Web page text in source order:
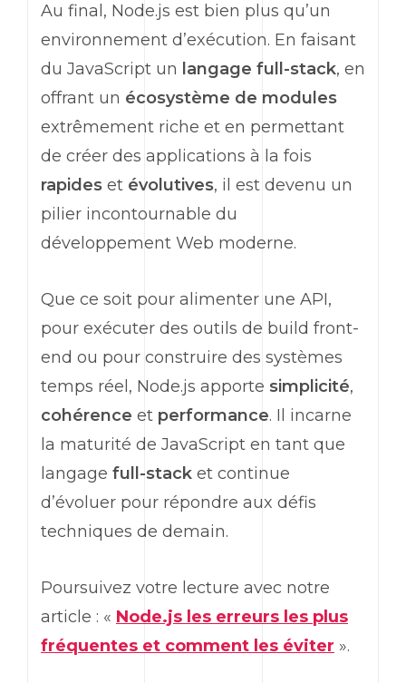
Au final, Node.js est bien plus qu’un
environnement d’exécution. En faisant
du JavaScript un langage full-stack, en
offrant un écosystème de modules
extrêmement riche et en permettant
de créer des applications à la fois
rapides et évolutives, il est devenu un
pilier incontournable du
développement Web moderne.
Que ce soit pour alimenter une API,
pour exécuter des outils de build front-
end ou pour construire des systèmes
temps réel, Node.js apporte simplicité,
cohérence et performance. Il incarne
la maturité de JavaScript en tant que
langage full-stack et continue
d’évoluer pour répondre aux défis
techniques de demain.
Poursuivez votre lecture avec notre
article : « Node.js les erreurs les plus
fréquentes et comment les éviter ».